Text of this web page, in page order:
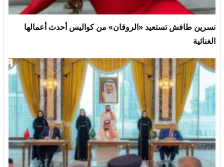
نسرين طافش تستعيد «الروقان» من كواليس أحدث أعمالها
الغنائية